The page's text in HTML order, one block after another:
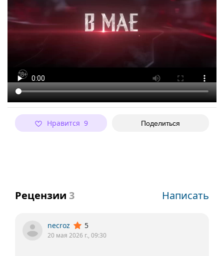
Нравится 9 Поделиться
Рецензии 3 Написать
necroz 5
20 мая 2026 г., 09:30